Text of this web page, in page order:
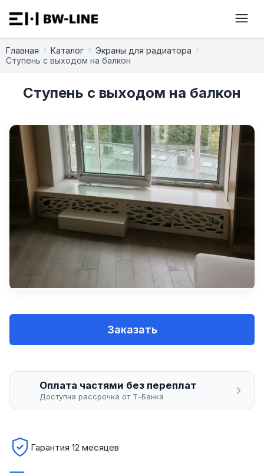
Главная Каталог
Экраны для радиатора
Ступень с выходом на балкон
Ступень с выходом на балкон
Заказать
Оплата частями без переплат
Доступна рассрочка от Т-Банка
Гарантия 12 месяцев